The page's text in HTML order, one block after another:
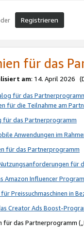
Registrieren
für das
am: 14. April 2026
für das
für die Teilnahme am
das Partnerprogramm
Anwendungen im
für das Partnerprogramm
für
Amazon Influencer
Preissuchmaschinen in
Creator Ads Boost-
für das Partnerprogramm („